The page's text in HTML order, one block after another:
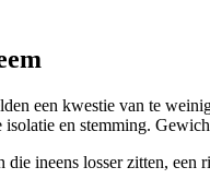
een kwestie van te
en stemming.
die ineens losser zitten, een